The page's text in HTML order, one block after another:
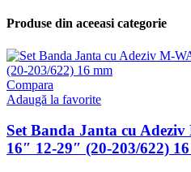
Produse din aceeasi categorie
Compara
Adaugă la favorite
Set Banda Janta cu
16″ 12-29″ (20-203/622)